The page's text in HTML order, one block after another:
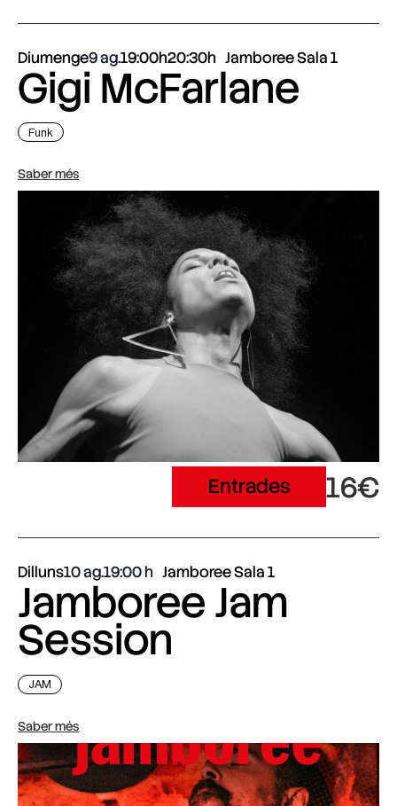
Diumenge9 ag.19:00h20:30h Jamboree Sala 1
Gigi McFarlane
Funk
Saber més
Entrades 16€
Dilluns10 ag.19:00 Jamboree Sala 1
Jamboree Jam
Session
JAM
Saber més